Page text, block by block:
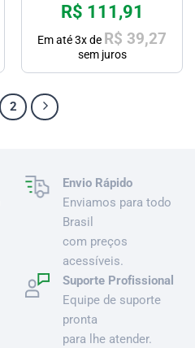
R$ 111,91
Em até3x de R$ 39,27
sem juros
2
Envio Rápido
Enviamos para todo
Brasil
com preços
acessíveis.
Suporte Profissional
Equipe de suporte
pronta
para lhe atender.